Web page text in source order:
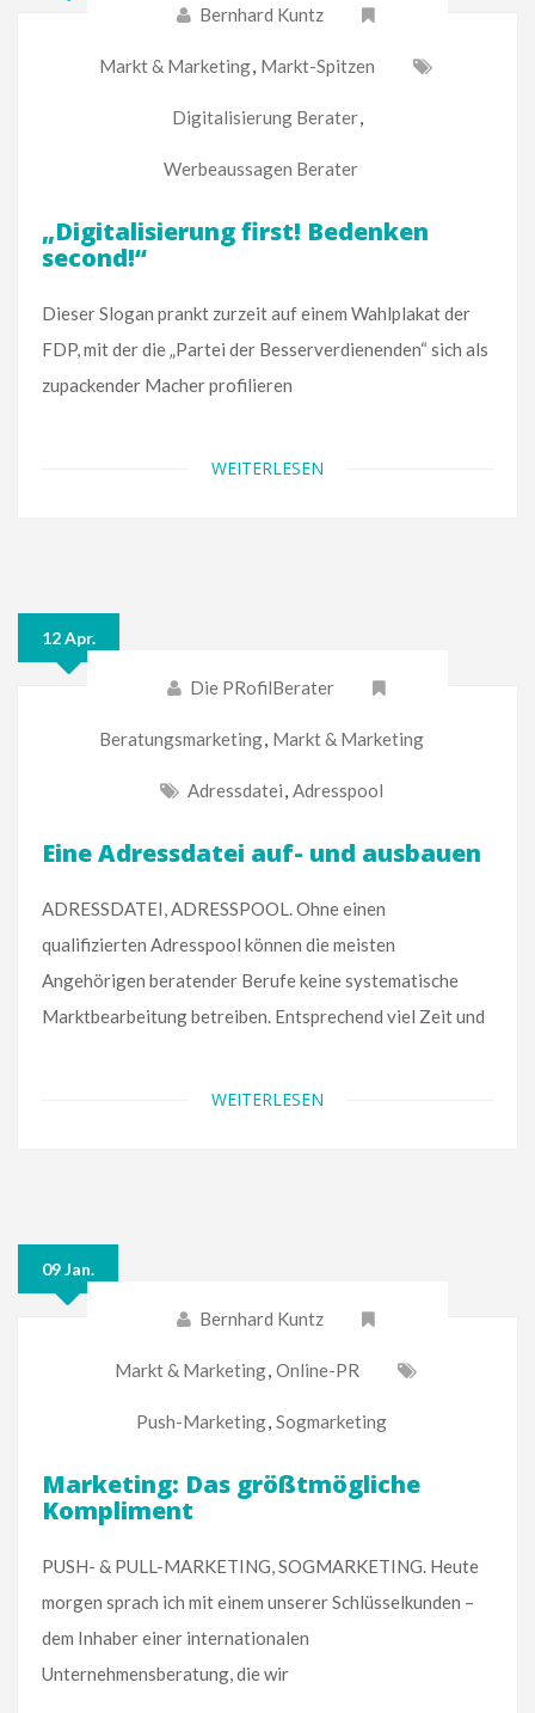
Bernhard Kuntz
Markt & Marketing, Markt-Spitzen
Digitalisierung Berater,
Werbeaussagen Berater
„Digitalisierung first! Bedenken
second!“
Dieser Slogan prankt zurzeit auf einem Wahlplakat der
FDP, mit der die „Partei der Besserverdienenden“ sich als
zupackender Macher profilieren
WEITERLESEN
12 Apr.
Die PRofilBerater
Beratungsmarketing, Markt & Marketing
Adressdatei, Adresspool
Eine Adressdatei auf- und ausbauen
ADRESSDATEI, ADRESSPOOL. Ohne einen
qualifizierten Adresspool können die meisten
Angehörigen beratender Berufe keine systematische
Marktbearbeitung betreiben. Entsprechend viel Zeit und
WEITERLESEN
09 Jan.
Bernhard Kuntz
Markt & Marketing, Online-PR
Push-Marketing, Sogmarketing
Marketing: Das größtmögliche
Kompliment
PUSH- & PULL-MARKETING, SOGMARKETING. Heute
morgen sprach ich mit einem unserer Schlüsselkunden –
dem Inhaber einer internationalen
Unternehmensberatung, die wir